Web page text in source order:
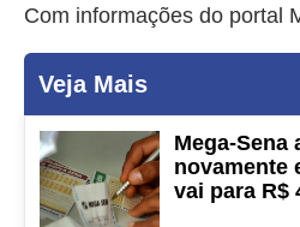
Com informações do portal
Veja Mais
Mega-Sena
novamente
vai para R$